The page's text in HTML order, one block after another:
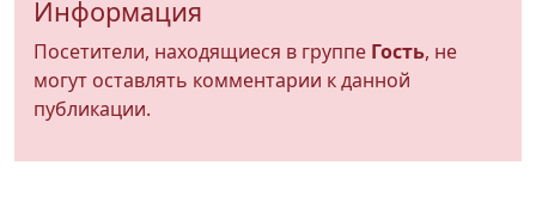
Информация
Посетители, находящиеся в группе Гость, не
могут оставлять комментарии к данной
публикации.